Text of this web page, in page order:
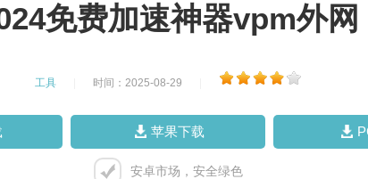
免费加速神器vpm外网
工具 时间：2025-08-29
苹果下载
安卓市场，安全绿色